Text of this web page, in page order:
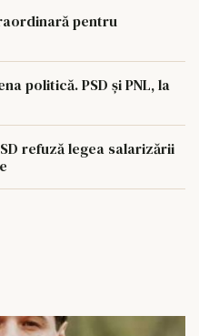
pentru
politică. PSD și PNL, la
refuză legea salarizării